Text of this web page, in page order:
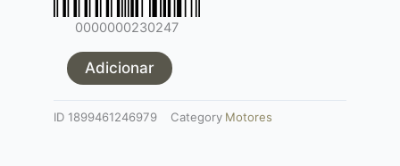
0000000230247
High
Prometheus
Adicionar
ID 1899461246979 Category Motores